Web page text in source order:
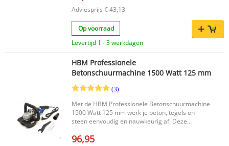
Adviesprijs € 43,13
Op voorraad
Levertijd 1 - 3 werkdagen
HBM Professionele
Betonschuurmachine 1500 Watt 125 mm
(3)
Met de HBM Professionele Betonschuurmachine
1500 Watt 125 mm werk je beton, tegels en
steen eenvoudig en nauwkeurig af. Deze
het glad schuren van diverse harde
96,95